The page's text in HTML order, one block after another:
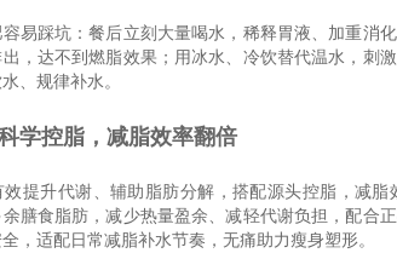
易踩坑：餐后立刻大量喝水，稀释胃液、加重消
，达不到燃脂效果；用冰水、冷饮替代温水，刺
、规律补水。
学控脂，减脂效率翻倍
提升代谢、辅助脂肪分解，搭配源头控脂，减
膳食脂肪，减少热量盈余、减轻代谢负担，配合
，适配日常减脂补水节奏，无痛助力瘦身塑形。